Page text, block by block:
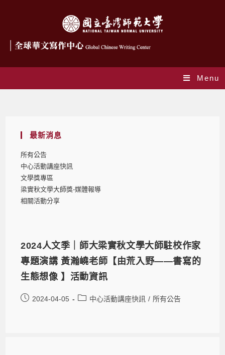
Menu
最新消息
所有公告
中心活動講座快訊
文學獎專區
梁實秋文學大師獎-媒體報導
相關活動分享
2024人文季｜師大梁實秋文學大師駐校作家
專題演講 黃瀚嶢老師【由荒入野——書寫的
生態想像 】活動資訊
2024-04-05 中心活動講座快訊 / 所有公告